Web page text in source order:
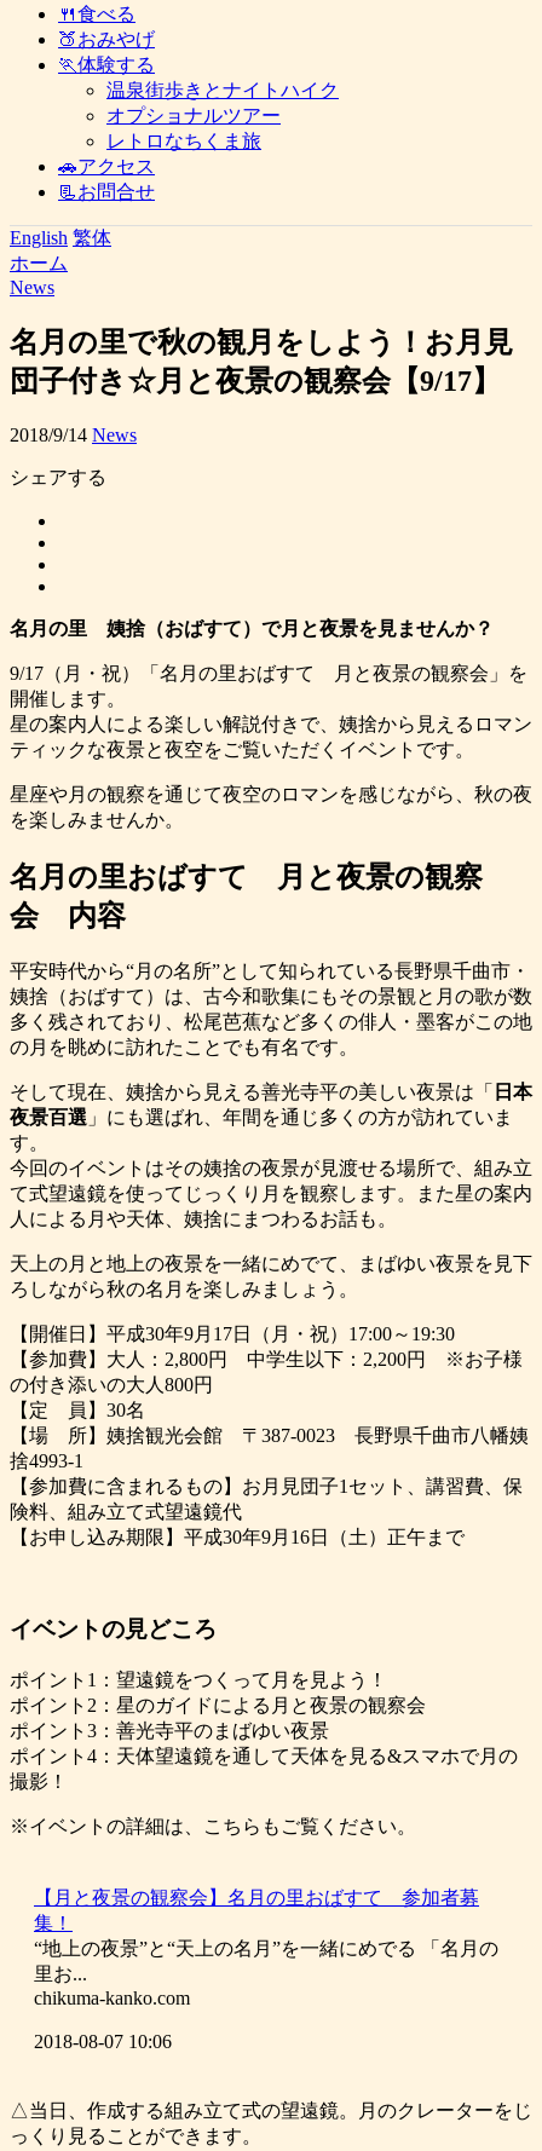
🍴食べる
🍑おみやげ
🏃体験する
温泉街歩きとナイトハイク
オプショナルツアー
レトロなちくま旅
🚗アクセス
📃お問合せ
English 繁体
ホーム
News
名月の里で秋の観月をしよう！お月見
団子付き☆月と夜景の観察会【9/17】
2018/9/14 News
シェアする
名月の里 姨捨（おばすて）で月と夜景を見ませんか？
9/17（月・祝）「名月の里おばすて 月と夜景の観察会」を
開催します。
星の案内人による楽しい解説付きで、姨捨から見えるロマン
ティックな夜景と夜空をご覧いただくイベントです。
星座や月の観察を通じて夜空のロマンを感じながら、秋の夜
を楽しみませんか。
名月の里おばすて 月と夜景の観察
会 内容
平安時代から“月の名所”として知られている長野県千曲市・
姨捨（おばすて）は、古今和歌集にもその景観と月の歌が数
多く残されており、松尾芭蕉など多くの俳人・墨客がこの地
の月を眺めに訪れたことでも有名です。
そして現在、姨捨から見える善光寺平の美しい夜景は「 日本
夜景百選 」にも選ばれ、年間を通じ多くの方が訪れていま
す。
今回のイベントはその姨捨の夜景が見渡せる場所で、組み立
て式望遠鏡を使ってじっくり月を観察します。また星の案内
人による月や天体、姨捨にまつわるお話も。
天上の月と地上の夜景を一緒にめでて、まばゆい夜景を見下
ろしながら秋の名月を楽しみましょう。
【開催日】平成30年9月17日（月・祝）17:00～19:30
【参加費】大人：2,800円 中学生以下：2,200円 ※お子様
の付き添いの大人800円
【定 員】30名
【場 所】姨捨観光会館 〒387-0023 長野県千曲市八幡姨
捨4993-1
【参加費に含まれるもの】お月見団子1セット、講習費、保
険料、組み立て式望遠鏡代
【お申し込み期限】平成30年9月16日（土）正午まで
イベントの見どころ
ポイント1：望遠鏡をつくって月を見よう！
ポイント2：星のガイドによる月と夜景の観察会
ポイント3：善光寺平のまばゆい夜景
ポイント4：天体望遠鏡を通して天体を見る&スマホで月の
撮影！
※イベントの詳細は、こちらもご覧ください。
【月と夜景の観察会】名月の里おばすて 参加者募
集！
“地上の夜景”と“天上の名月”を一緒にめでる 「名月の
里お...
chikuma-kanko.com
2018-08-07 10:06
△当日、作成する組み立て式の望遠鏡。月のクレーターをじ
っくり見ることができます。